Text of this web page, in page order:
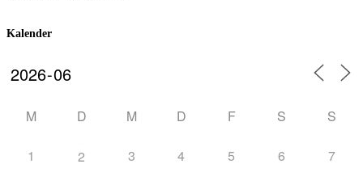
Kalender
M D M D F S S
1 2 3 4 5 6 7